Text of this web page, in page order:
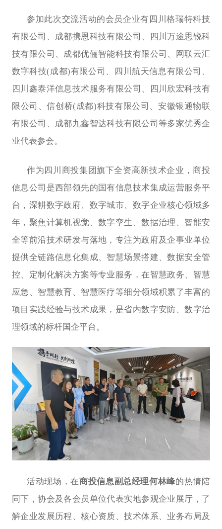
参加此次交流活动的会员企业有四川格瑞特科技
有限公司、成都携恩科技有限公司、四川万途思锐科
技有限公司、成都优俪智能科技有限公司、网联云汇
数字科技(成都)有限公司、四川航天信息有限公司、
四川鑫泰洋信息技术服务有限公司、四川欣宏科技有
限公司、信创桥(成都)科技有限公司、安徽银通物联
有限公司、成都九鑫智达科技有限公司等多家优秀企
业代表参会。
作为四川商投集团旗下全资高新技术企业，商投
信息公司是西部领先的国有信息技术集成运营服务平
台，深耕数字政府、数字城市、数字企业核心领域多
年，聚焦计算机视觉、数字孪生、数据治理、智能安
全等前沿技术研发与落地，专注为政府及企事业单位
提供全链路信息化集成、智慧场景搭建、数据安全管
控、定制化解决方案等专业服务，在智慧政务、智慧
应急、智慧教育、智慧医疗等细分领域积累了丰富的
项目实践经验与技术成果，是省内数字安防、数字治
理领域的标杆国企平台。
活动现场，在商投信息副总经理何林峰的热情陪
同下，协会及各会员单位代表实地参观企业展厅，了
解企业发展历程、核心资质、技术体系、业务布局及